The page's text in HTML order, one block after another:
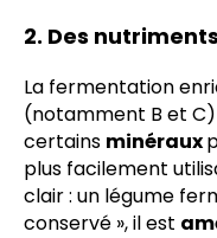
2. Des
La fermentation
(notamment B et
certains minéraux
plus facilement
clair : un légume
conservé », il est